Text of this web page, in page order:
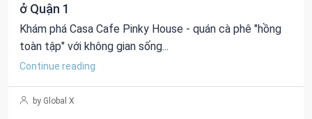
ở Quận 1
Khám phá Casa Cafe Pinky House - quán cà phê "hồng
toàn tập" với không gian sống...
Continue reading
by Global X